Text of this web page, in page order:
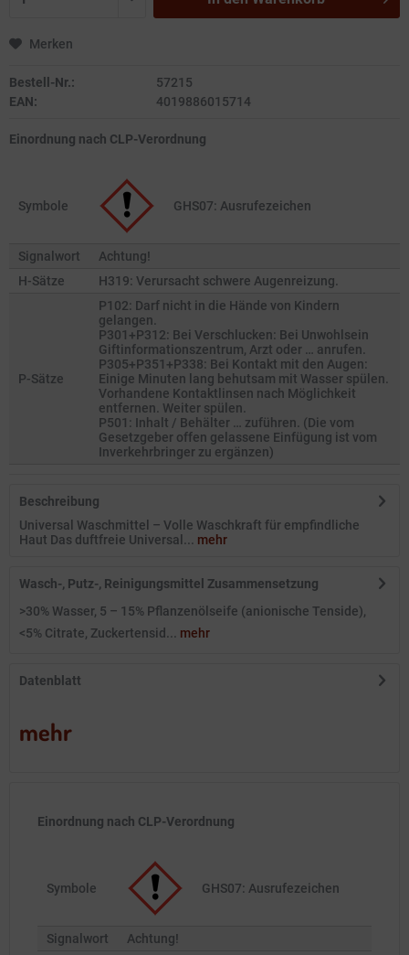
Merken
Bestell-Nr.:
57215
EAN:
4019886015714
Einordnung nach CLP-Verordnung
Symbole GHS07: Ausrufezeichen
Signalwort
Achtung!
H-Sätze
H319: Verursacht schwere Augenreizung.
P-Sätze
P102: Darf nicht in die Hände von Kindern
gelangen.
P301+P312: Bei Verschlucken: Bei Unwohlsein
Giftinformationszentrum, Arzt oder … anrufen.
P305+P351+P338: Bei Kontakt mit den Augen:
Einige Minuten lang behutsam mit Wasser spülen.
Vorhandene Kontaktlinsen nach Möglichkeit
entfernen. Weiter spülen.
P501: Inhalt / Behälter … zuführen. (Die vom
Gesetzgeber offen gelassene Einfügung ist vom
Inverkehrbringer zu ergänzen)
Beschreibung
Universal Waschmittel – Volle Waschkraft für empfindliche
Haut Das duftfreie Universal... mehr
Wasch-, Putz-, Reinigungsmittel Zusammensetzung
>30% Wasser, 5 – 15% Pflanzenölseife (anionische Tenside),
<5% Citrate, Zuckertensid... mehr
Datenblatt
mehr
Einordnung nach CLP-Verordnung
Symbole GHS07: Ausrufezeichen
Signalwort Achtung!